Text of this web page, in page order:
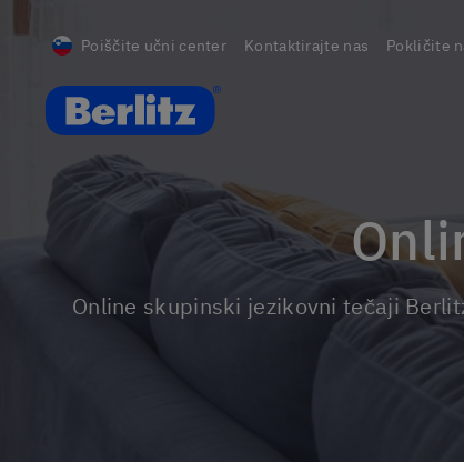
Poiščite učni center Kontaktirajte nas Pokličite
Berlitz Slovenia
Online skupinski jezikovni tečaji Berlitz potekajo v živo na daljavo z učitelji jezikov v realnem času. Skupine so majhne, kar omogoča